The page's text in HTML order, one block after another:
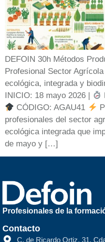
DEFOIN 30h Métodos
Profesional Sector
ecológica, integrada y
INICIO: 18 mayo 2026 |
CÓDIGO: AGAU41
profesionales del sector
ecológica integrada que
de mayo y […]
Profesionales de la
Contacto
C. de Ricardo Ortiz, 31,